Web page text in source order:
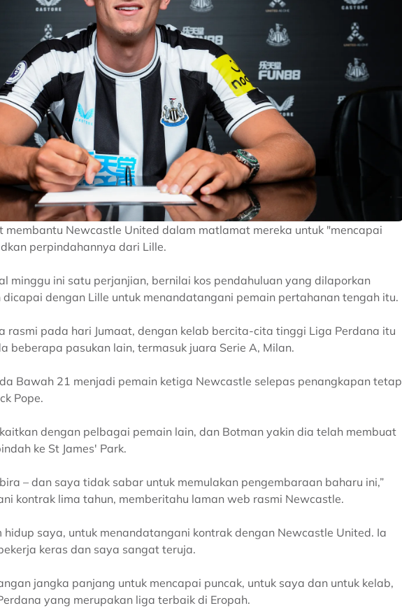
membantu Newcastle United dalam matlamat mereka untuk "mencapai
perpindahannya dari Lille.
minggu ini satu perjanjian, bernilai kos pendahuluan yang dilaporkan
dicapai dengan Lille untuk menandatangani pemain pertahanan tengah itu.
rasmi pada hari Jumaat, dengan kelab bercita-cita tinggi Liga Perdana itu
beberapa pasukan lain, termasuk juara Serie A, Milan.
Bawah 21 menjadi pemain ketiga Newcastle selepas penangkapan tetap
Pope.
dengan pelbagai pemain lain, dan Botman yakin dia telah membuat
ke St James' Park.
– dan saya tidak sabar untuk memulakan pengembaraan baharu ini,”
kontrak lima tahun, memberitahu laman web rasmi Newcastle.
saya, untuk menandatangani kontrak dengan Newcastle United. Ia
keras dan saya sangat teruja.
jangka panjang untuk mencapai puncak, untuk saya dan untuk kelab,
yang merupakan liga terbaik di Eropah.